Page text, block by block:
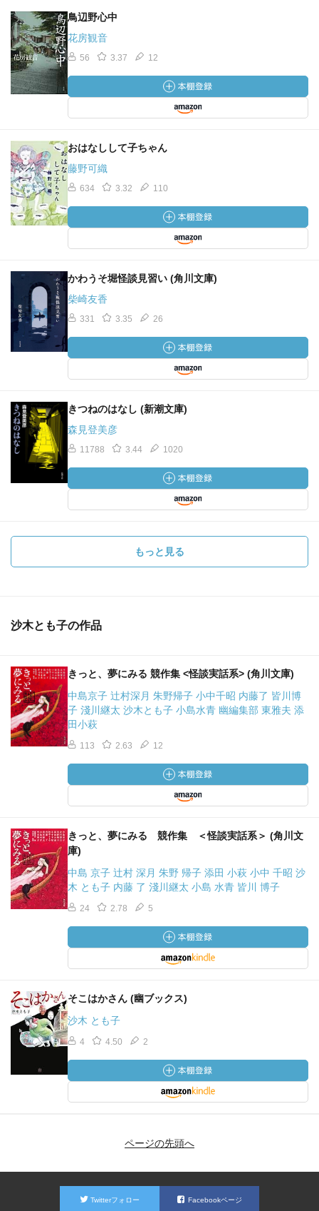
鳥辺野心中
花房観音
56 3.37 12
おはなしして子ちゃん
藤野可織
634 3.32 110
かわうそ堀怪談見習い (角川文庫)
柴崎友香
331 3.35 26
きつねのはなし (新潮文庫)
森見登美彦
11788 3.44 1020
もっと見る
沙木とも子の作品
きっと、夢にみる 競作集 <怪談実話系> (角川文庫)
中島京子 辻村深月 朱野帰子 小中千昭 内藤了 皆川博
子 淺川継太 沙木とも子 小島水青 幽編集部 東雅夫 添
田小萩
113 2.63 12
きっと、夢にみる 競作集 ＜怪談実話系＞ (角川文
庫)
中島 京子 辻村 深月 朱野 帰子 添田 小萩 小中 千昭 沙
木 とも子 内藤 了 淺川継太 小島 水青 皆川 博子
24 2.78 5
そこはかさん (幽ブックス)
沙木 とも子
4 4.50 2
ページの先頭へ
Twitterフォロー Facebookページ